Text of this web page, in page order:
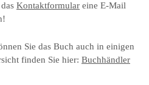
Kontaktformular eine E-Mail
Sie das Buch auch in einigen
finden Sie hier: Buchhändler